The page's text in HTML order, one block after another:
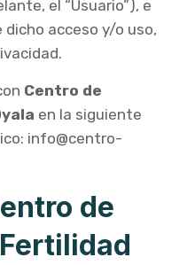
el “Usuario”), e
acceso y/o uso,
Centro de
en la siguiente
info@centro-
de